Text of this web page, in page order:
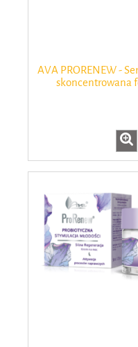
AVA PRORENEW -
skoncentrowana